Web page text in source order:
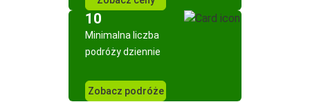
10
Minimalna liczba
podróży dziennie
Zobacz podróże